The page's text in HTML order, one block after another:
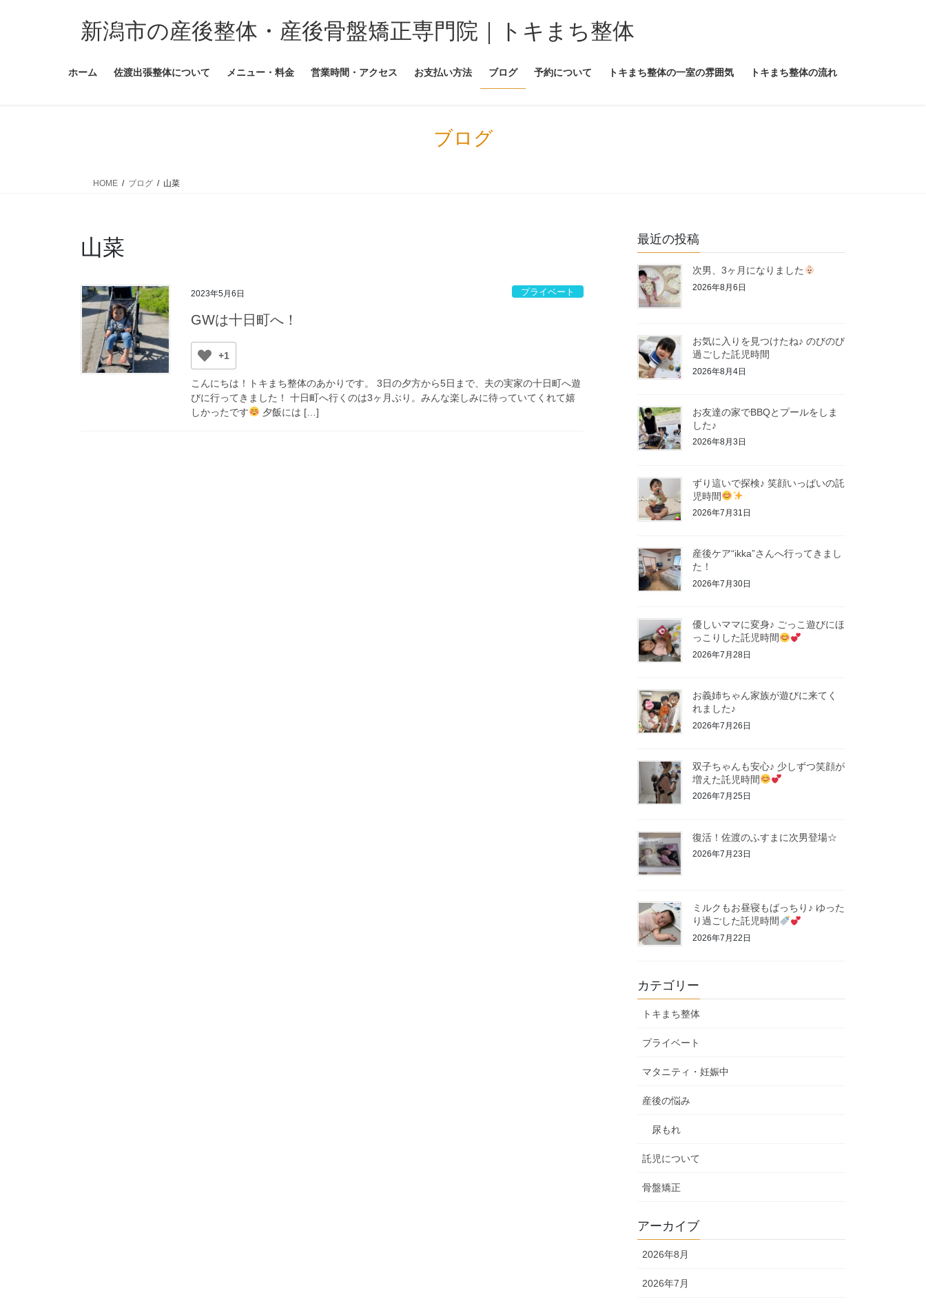
新潟市の産後整体・産後骨盤矯正専門院｜トキまち整体
ホーム 佐渡出張整体について メニュー・料金 営業時間・アクセス お支払い方法 ブログ 予約について トキまち整体の一室の雰囲気 トキまち整体の流れ
ブログ
HOME ブログ 山菜
山菜
2023年5月6日 プライベート
GWは十日町へ！
+1
こんにちは！トキまち整体のあかりです。 3日の夕方から5日まで、夫の実家の十日町へ遊
びに行ってきました！ 十日町へ行くのは3ヶ月ぶり。みんな楽しみに待っていてくれて嬉
しかったです
夕飯には […]
最近の投稿
次男、3ヶ月になりました
2026年8月6日
お気に入りを見つけたね♪ のびのび
過ごした託児時間
2026年8月4日
お友達の家でBBQとプールをしま
した♪
2026年8月3日
ずり這いで探検♪ 笑顔いっぱいの託
児時間
2026年7月31日
産後ケア“ikka”さんへ行ってきまし
た！
2026年7月30日
優しいママに変身♪ ごっこ遊びにほ
っこりした託児時間
2026年7月28日
お義姉ちゃん家族が遊びに来てく
れました♪
2026年7月26日
双子ちゃんも安心♪ 少しずつ笑顔が
増えた託児時間
2026年7月25日
復活！佐渡のふすまに次男登場☆
2026年7月23日
ミルクもお昼寝もばっちり♪ ゆった
り過ごした託児時間
2026年7月22日
カテゴリー
トキまち整体
プライベート
マタニティ・妊娠中
産後の悩み
尿もれ
託児について
骨盤矯正
アーカイブ
2026年8月
2026年7月